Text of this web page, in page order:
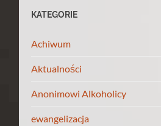
KATEGORIE
Achiwum
Aktualności
Anonimowi Alkoholicy
ewangelizacja